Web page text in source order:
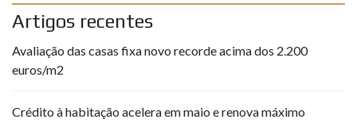
Artigos recentes
Avaliação das casas fixa novo recorde acima dos 2.200
euros/m2
Crédito à habitação acelera em maio e renova máximo